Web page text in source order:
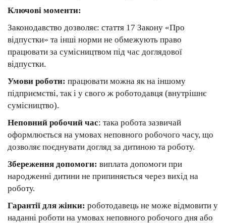
Ключові моменти:
Законодавство дозволяє: cтаття 17 Закону «Про
відпустки» та інші норми не обмежують право
працювати за сумісництвом під час доглядової
відпустки.
Умови роботи: працювати можна як на іншому
підприємстві, так і у свого ж роботодавця (внутрішнє
сумісництво).
Неповний робочий час: така робота зазвичай
оформлюється на умовах неповного робочого часу, що
дозволяє поєднувати догляд за дитиною та роботу.
Збереження допомоги: виплата допомоги при
народженні дитини не припиняється через вихід на
роботу.
Гарантії для жінки: роботодавець не може відмовити у
наданні роботи на умовах неповного робочого дня або